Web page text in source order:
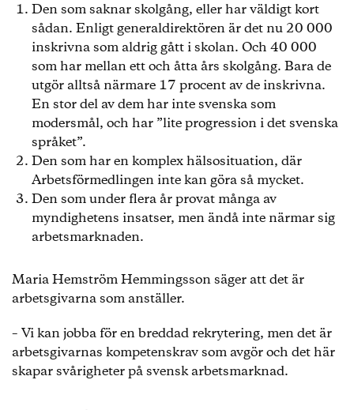
Den som saknar skolgång, eller har väldigt kort
sådan. Enligt generaldirektören är det nu 20 000
inskrivna som aldrig gått i skolan. Och 40 000
som har mellan ett och åtta års skolgång. Bara de
utgör alltså närmare 17 procent av de inskrivna.
En stor del av dem har inte svenska som
modersmål, och har ”lite progression i det svenska
språket”.
Den som har en komplex hälsosituation, där
Arbetsförmedlingen inte kan göra så mycket.
Den som under flera år provat många av
myndighetens insatser, men ändå inte närmar sig
arbetsmarknaden.
Maria Hemström Hemmingsson säger att det är
arbetsgivarna som anställer.
– Vi kan jobba för en breddad rekrytering, men det är
arbetsgivarnas kompetenskrav som avgör och det här
skapar svårigheter på svensk arbetsmarknad.